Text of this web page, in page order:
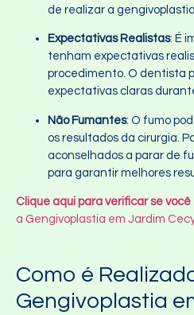
de realizar a gengivoplastia.
Expectativas Realistas: É
tenham expectativas
procedimento. O dentista
expectativas claras
Não Fumantes: O fumo
os resultados da cirurgia.
aconselhados a parar de
para garantir melhores
Clique aqui para verificar se
a Gengivoplastia em Jardim Cecy
Como é
Gengivoplastia